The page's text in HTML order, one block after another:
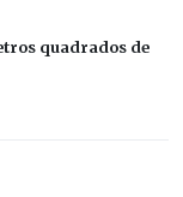
quadrados de